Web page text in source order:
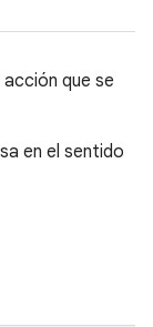
que se
en el sentido